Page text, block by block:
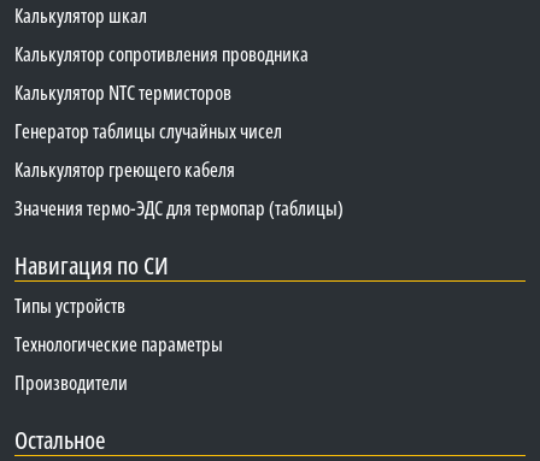
Калькулятор шкал
Калькулятор сопротивления проводника
Калькулятор NTC термисторов
Генератор таблицы случайных чисел
Калькулятор греющего кабеля
Значения термо-ЭДС для термопар (таблицы)
Навигация по СИ
Типы устройств
Технологические параметры
Производители
Остальное